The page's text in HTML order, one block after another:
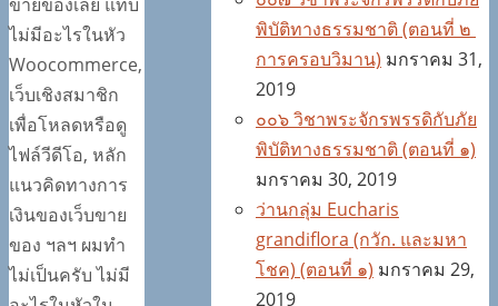
ไม่มีอะไรในหัว
Woocommerce,
เว็บเชิงสมาชิก
เพื่อโหลดหรือดู
ไฟล์วีดีโอ, หลัก
แนวคิดทางการ
เงินของเว็บขาย
ของ ฯลฯ ผมทำ
ไม่เป็นครับ ไม่มี
พิบัติทางธรรมชาติ (ตอนที่ ๒
การครอบวิมาน) มกราคม 31,
2019
๐๐๖ วิชาพระจักรพรรดิกับภัย
พิบัติทางธรรมชาติ (ตอนที่ ๑)
มกราคม 30, 2019
ว่านกลุ่ม Eucharis
grandiflora (กวัก. และมหา
โชค) (ตอนที่ ๑) มกราคม 29,
2019